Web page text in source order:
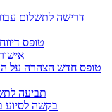
2356 –
2357
266 –
267 – בקשה